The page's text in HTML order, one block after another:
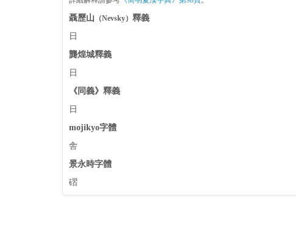
聶歷山 （Nevsky） 釋義
日
龔煌城釋義
日
《同義》釋義
日
mojikyo字體
舎
景永時字體
磖